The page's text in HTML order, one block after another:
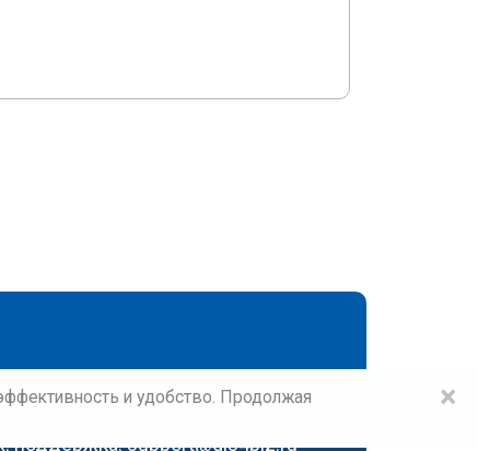
поддержка:support@gis4biz.ru
×
и удобство. Продолжая